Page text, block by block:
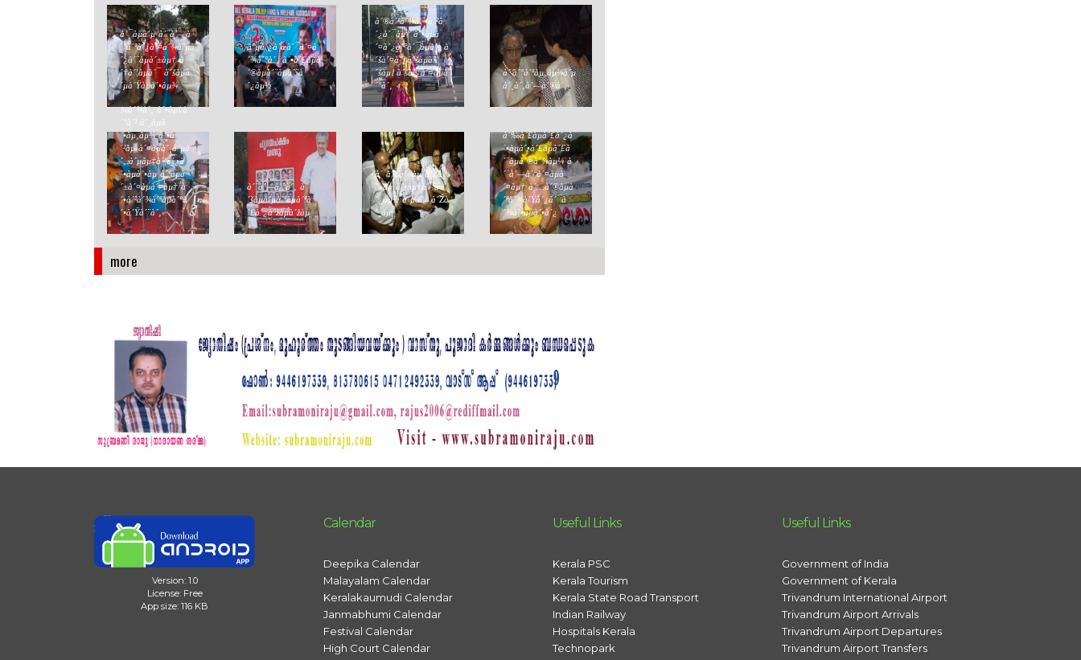
à´¯àµà´µ à´¨à´—à
´°à´ªà´¿à´¤à´¾à´µà
´¿à´¨àµà´±àµ† à
´†à´¦àµà´¯ à´šàµà
´µà´Ÿàµà´•àµ¾
à´µà´¿à´œà´¯à´¤à
´¾à´°à´‚ à´•à´£àµà
´®àµà´¨àµà´¨à
´¿àµ½
à´®à´¹à´¾à´¬à´²à
´¿à´¯àµ† à´•àµà
´¤à´¿à´°à´¯àµà´‚ à
´šà´¤à´¿à´šàµà
´šàµ! à´šà´¿à´¤àµà
´°à´‚ 4
à´’à´°à´ªàµ‚àµ¼à´µ
à´¸à´‚à´—à´®à´‚
56à´¾à´‚ à´•àµ‡à
´°à´³ à´¸àµà
´•àµ‚àµ¾ à´•à
´²àµ‹à´¤àµà´¸à´µà
´‚:à´µàµ‡à´¦à´¿à
´•àµà´•àµ à´ªàµà
´±à´¤àµà´¤àµ† à
´•à´²à´¾à´ªàµà´°à
´•à´Ÿà´¨à´‚
à´¨à´—à´°à´‚ à
´šàµà´µà´ªàµà´ªà
´£à´¿à´žàµà´žàµ
à´ à´Žà´«àµ à´Žà
´«àµ à´•àµ†à´¯à
´¿àµ½ à´µà´¿ à´Žà
´¸àµ
à´‰à´£àµà´£à´¿à
´•àµà´•à´£àµà´£à
´¨àµà´®à´¾àµ¼ à
´¨à´—à´°à´¤àµà
´¤àµ† à´…à´®àµà
´ªà´¾à´Ÿà´¿à´¯à
´¾à´•àµà´•à´¿
more
Version: 1.0
License: Free
App size: 116 KB
Calendar
Deepika Calendar
Malayalam Calendar
Keralakaumudi Calendar
Janmabhumi Calendar
Festival Calendar
High Court Calendar
Useful Links
Kerala PSC
Kerala Tourism
Kerala State Road Transport
Indian Railway
Hospitals Kerala
Technopark
Useful Links
Government of India
Government of Kerala
Trivandrum International Airport
Trivandrum Airport Arrivals
Trivandrum Airport Departures
Trivandrum Airport Transfers